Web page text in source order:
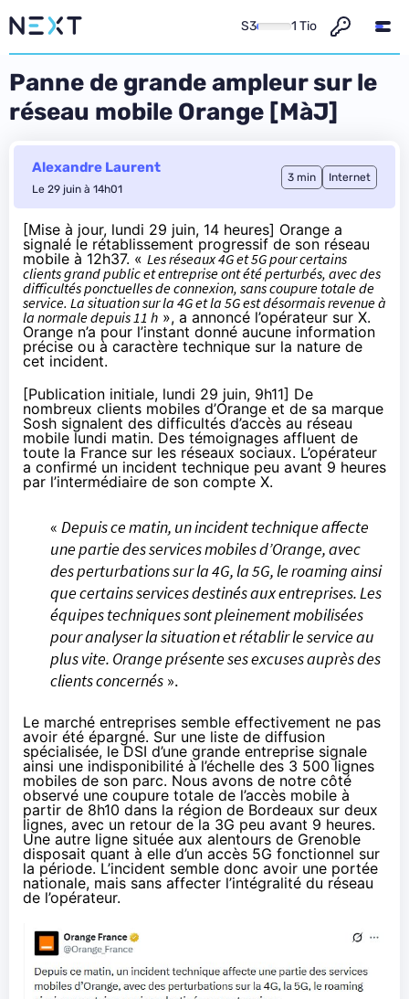
S3 1 Tio
Panne de grande ampleur sur le
réseau mobile Orange [MàJ]
Alexandre Laurent
Le 29 juin à 14h01
3 min Internet
[Mise à jour, lundi 29 juin, 14 heures] Orange a
signalé le rétablissement progressif de son réseau
mobile à 12h37. « Les réseaux 4G et 5G pour certains
clients grand public et entreprise ont été perturbés, avec des
difficultés ponctuelles de connexion, sans coupure totale de
service. La situation sur la 4G et la 5G est désormais revenue à
la normale depuis 11 h », a annoncé l’opérateur sur X.
Orange n’a pour l’instant donné aucune information
précise ou à caractère technique sur la nature de
cet incident.
[Publication initiale, lundi 29 juin, 9h11] De
nombreux clients mobiles d’Orange et de sa marque
Sosh signalent des difficultés d’accès au réseau
mobile lundi matin. Des témoignages affluent de
toute la France sur les réseaux sociaux. L’opérateur
a confirmé un incident technique peu avant 9 heures
par l’intermédiaire de son compte X.
« Depuis ce matin, un incident technique affecte
une partie des services mobiles d’Orange, avec
des perturbations sur la 4G, la 5G, le roaming ainsi
que certains services destinés aux entreprises. Les
équipes techniques sont pleinement mobilisées
pour analyser la situation et rétablir le service au
plus vite. Orange présente ses excuses auprès des
clients concernés ».
Le marché entreprises semble effectivement ne pas
avoir été épargné. Sur une liste de diffusion
spécialisée, le DSI d’une grande entreprise signale
ainsi une indisponibilité à l’échelle des 3 500 lignes
mobiles de son parc. Nous avons de notre côté
observé une coupure totale de l’accès mobile à
partir de 8h10 dans la région de Bordeaux sur deux
lignes, avec un retour de la 3G peu avant 9 heures.
Une autre ligne située aux alentours de Grenoble
disposait quant à elle d’un accès 5G fonctionnel sur
la période. L’incident semble donc avoir une portée
nationale, mais sans affecter l’intégralité du réseau
de l’opérateur.